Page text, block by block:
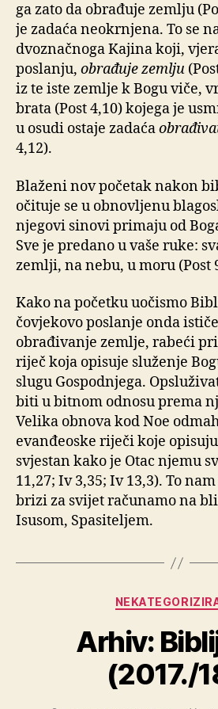
ga zato da obrađuje zemlju
je zadaća neokrnjena. To se
dvoznačnoga Kajina koji,
poslanju, obrađuje zemlju
iz te iste zemlje k Bogu viče,
brata (Post 4,10) kojega je
u osudi ostaje zadaća
4,12).
Blaženi nov početak nakon
očituje se u obnovljenu
njegovi sinovi primaju od
Sve je predano u vaše ruke:
zemlji, na nebu, u moru (Post
Kako na početku uočismo
čovjekovo poslanje onda
obrađivanje zemlje, rabeći
riječ koja opisuje služenje
slugu Gospodnjega.
biti u bitnom odnosu prema
Velika obnova kod Noe
evanđeoske riječi koje
svjestan kako je Otac njemu
11,27; Iv 3,35; Iv 13,3). To
brizi za svijet računamo na
Isusom, Spasiteljem.
Arhiv:
(2017./